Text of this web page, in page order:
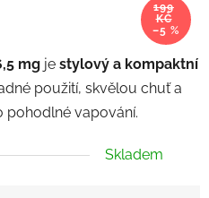
mg je stylový a kompaktní
použití, skvělou chuť a
pohodlné vapování.
Skladem
199
KČ
–5 %